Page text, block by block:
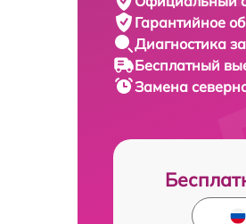
Гарантийное
Диагностика
Бесплатный
Замена